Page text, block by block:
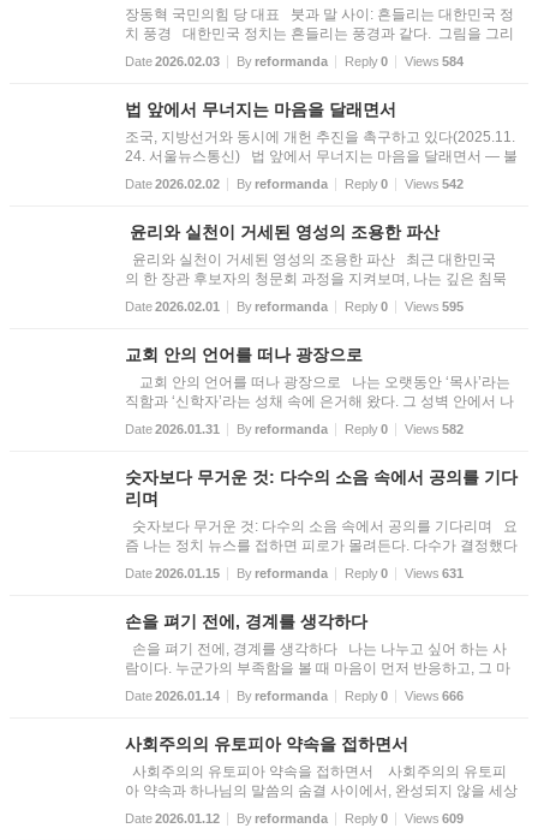
장동혁 국민의힘 당 대표 붓과 말 사이: 흔들리는 대한민국 정
치 풍경 대한민국 정치는 흔들리는 풍경과 같다. 그림을 그리
는 화가와 그 그림을 해석하고 평가하는 평론가를 떠올려 본
다. 두 사람은 서로를 필요로 한다. 화가는 자신의 작업을 거쳐
Date2026.02.03 Byreformanda Reply0 Views 584
법 앞에서 무너지는 마음을 달래면서
조국, 지방선거와 동시에 개헌 추진을 촉구하고 있다(2025.11.
24. 서울뉴스통신) 법 앞에서 무너지는 마음을 달래면서 — 불
의한 입법을 바라보며 드리는 고백 나는 오래도록 국가를 하
나님의 섭리 안에서 이해해 왔다. 하나님께서 혼란을 미워하시
Date2026.02.02 Byreformanda Reply0 Views 542
​​​​​​​ 윤리와 실천이 거세된 영성의 조용한 파산
윤리와 실천이 거세된 영성의 조용한 파산 최근 대한민국
의 한 장관 후보자의 청문회 과정을 지켜보며, 나는 깊은 침묵
속에 머물렀다. 드러난 의혹과 추문들은 한 개인의 낙마로만 설
명되기에는 너무 무거웠다. 그것은 한 사람의 실패라기보다, 우
Date2026.02.01 Byreformanda Reply0 Views 595
교회 안의 언어를 떠나 광장으로
교회 안의 언어를 떠나 광장으로 나는 오랫동안 ‘목사’라는
직함과 ‘신학자’라는 성채 속에 은거해 왔다. 그 성벽 안에서 나
의 세계는 평온했다. 성경을 인용할 때마다 나의 문장은 신성한
정당성을 획득했고, 거장 신학자들의 이름을 호명할 때마다
Date2026.01.31 Byreformanda Reply0 Views 582
숫자보다 무거운 것: 다수의 소음 속에서 공의를 기다
리며
숫자보다 무거운 것: 다수의 소음 속에서 공의를 기다리며 요
즘 나는 정치 뉴스를 접하면 피로가 몰려든다. 다수가 결정했다
는 말이 너무 쉽게 정의의 자리를 대신하고 있기 때문이다. 숫
자가 많다는 이유만으로, 다수가 민주적인 방식으로 결정했다
Date2026.01.15 Byreformanda Reply0 Views 631
손을 펴기 전에, 경계를 생각하다
손을 펴기 전에, 경계를 생각하다 나는 나누고 싶어 하는 사
람이다. 누군가의 부족함을 볼 때 마음이 먼저 반응하고, 그 마
음이 움직이는 만큼 손도 자연스럽게 따라가기를 바란다. 나이
가 들고 신앙의 시간이 쌓일수록 그런 마음은 더 자주, 더 깊이
Date2026.01.14 Byreformanda Reply0 Views 666
사회주의의 유토피아 약속을 접하면서
사회주의의 유토피아 약속을 접하면서 사회주의의 유토피
아 약속과 하나님의 말씀의 숨결 사이에서, 완성되지 않을 세상
에서, 나는 무엇을 붙들고 있는가? 나는 종종 보다 나은 세상
을 꿈꾼다. 조금만 제도가 정교해지면, 조금만 사람들이 각성하
Date2026.01.12 Byreformanda Reply0 Views 609